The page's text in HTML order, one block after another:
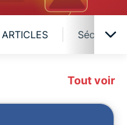
Sécurité
Tout voir